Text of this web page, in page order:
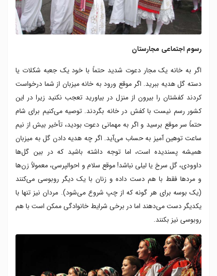
رسوم اجتماعی مجارستان
اگر به خانه یک مجار دعوت شدید حتماً با خود یک جعبه شکلات یا
دسته گل هدیه ببرید. اگر موقع ورود به خانه میزبان از شما درخواست
کردند کفشتان را بیرون از منزل در بیاورید تعجب نکنید زیرا در این
کشور رسم نیست با کفش در خانه بگردند. توصیه می‌کنیم برای شام
حتماً سر موقع برسید و اگر به مهمانی دعوت بودید، تأخیر بیش از نیم
ساعت توهین آمیز به حساب می‌آید. اگر چه هدیه دادن گل به میزبان
همیشه پسندیده است، اما توجه داشته باشید که در بین گل‌ها
داوودی، گل سرخ یا لیلی نباشد! موقع سلام و احوالپرسی، معمولاً زن‌ها
و مردها فقط با هم دست داده و زنان با یک دیگر روبوسی می‌کنند
(یک بوسه برای هر گونه که از چپ شروع می‌شود). مردان نیز تنها با
یکدیگر دست می‌دهند اما در برخی شرایط خانوادگی ممکن است با هم
روبوسی نیز بکنند.